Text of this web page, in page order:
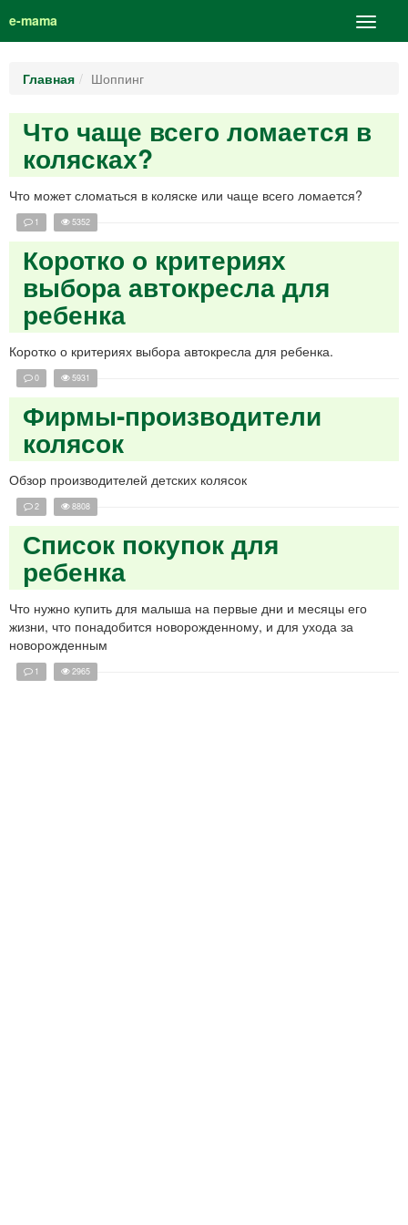
e-mama
Главная Шоппинг
Что чаще всего ломается в
колясках?
Что может сломаться в коляске или чаще всего ломается?
1 5352
Коротко о критериях
выбора автокресла для
ребенка
Коротко о критериях выбора автокресла для ребенка.
0 5931
Фирмы-производители
колясок
Обзор производителей детских колясок
2 8808
Список покупок для
ребенка
Что нужно купить для малыша на первые дни и месяцы его
жизни, что понадобится новорожденному, и для ухода за
новорожденным
1 2965